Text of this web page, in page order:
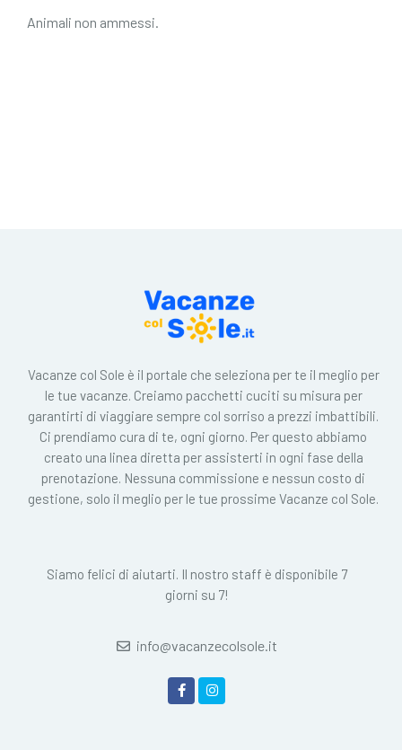
Animali non ammessi.
Vacanze col Sole è il portale che seleziona per te il meglio per
le tue vacanze. Creiamo pacchetti cuciti su misura per
garantirti di viaggiare sempre col sorriso a prezzi imbattibili.
Ci prendiamo cura di te, ogni giorno. Per questo abbiamo
creato una linea diretta per assisterti in ogni fase della
prenotazione. Nessuna commissione e nessun costo di
gestione, solo il meglio per le tue prossime Vacanze col Sole.
Siamo felici di aiutarti. Il nostro staff è disponibile 7
giorni su 7!
info@vacanzecolsole.it